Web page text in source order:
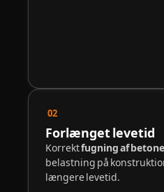
02
Forlænget levetid
Korrektfugning af
belastning på
længere levetid.